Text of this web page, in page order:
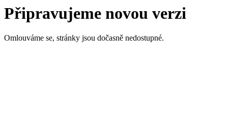
Připravujeme novou verzi
Omlouváme se, stránky jsou dočasně nedostupné.